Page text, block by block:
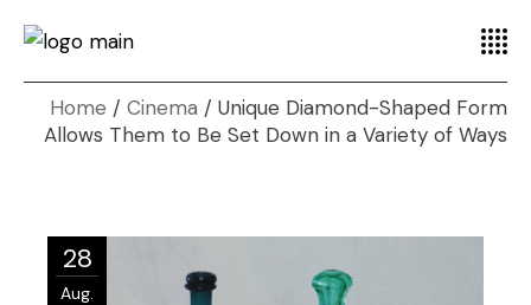
Home Cinema
Unique Diamond-Shaped Form
Allows Them to Be Set Down in a Variety of Ways
28
Aug.